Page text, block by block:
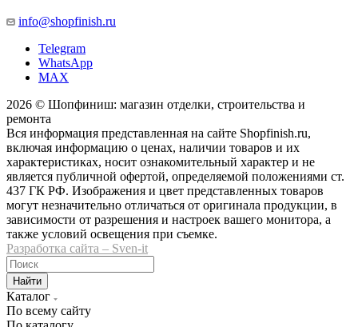
info@shopfinish.ru
Telegram
WhatsApp
MAX
2026 © Шопфиниш: магазин отделки, строительства и
ремонта
Вся информация представленная на сайте Shopfinish.ru,
включая информацию о ценах, наличии товаров и их
характеристиках, носит ознакомительный характер и не
является публичной офертой, определяемой положениями ст.
437 ГК РФ. Изображения и цвет представленных товаров
могут незначительно отличаться от оригинала продукции, в
зависимости от разрешения и настроек вашего монитора, а
также условий освещения при съемке.
Разработка сайта – Sven-it
Найти
Каталог
По всему сайту